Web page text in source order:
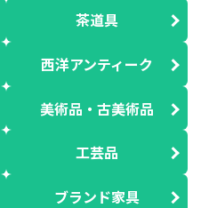
茶道具
西洋アンティーク
美術品・古美術品
工芸品
ブランド家具